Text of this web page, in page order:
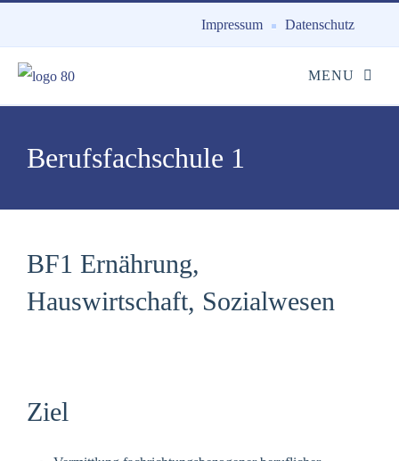
Impressum Datenschutz
Berufsfachschule 1
BF1 Ernährung,
Hauswirtschaft, Sozialwesen
Ziel